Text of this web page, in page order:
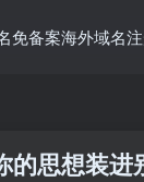
免备案海外域名
的思想装进